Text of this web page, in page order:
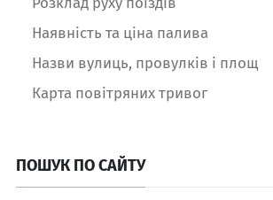
Наявність та ціна палива
Назви вулиць, провулків і площ
Карта повітряних тривог
ПОШУК ПО САЙТУ